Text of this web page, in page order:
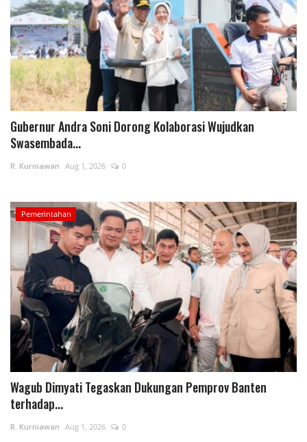
Gubernur Andra Soni Dorong Kolaborasi Wujudkan
Swasembada...
R. Kurniawan Aug 1, 2026 0
Pemerintahan
Wagub Dimyati Tegaskan Dukungan Pemprov Banten
terhadap...
R. Kurniawan Aug 1, 2026 0